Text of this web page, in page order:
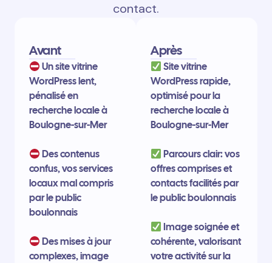
contact.
Avant
Un site vitrine
WordPress lent,
pénalisé en
recherche locale à
Boulogne-sur-Mer
Des contenus
confus, vos services
locaux mal compris
par le public
boulonnais
Des mises à jour
complexes, image
Après
Site vitrine
WordPress rapide,
optimisé pour la
recherche locale à
Boulogne-sur-Mer
Parcours clair: vos
offres comprises et
contacts facilités par
le public boulonnais
Image soignée et
cohérente, valorisant
votre activité sur la